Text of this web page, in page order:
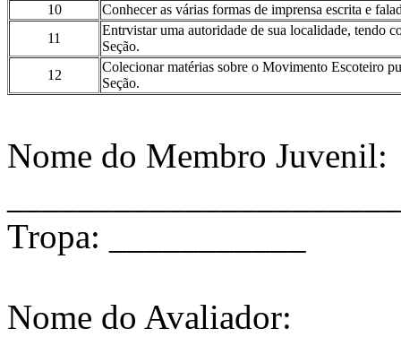
10
Conhecer as várias formas de imprensa escrita e
11
Entrvistar uma autoridade de sua localidade, tendo
Seção.
12
Colecionar matérias sobre o Movimento Escoteiro
Seção.
Nome do Membro Juvenil:
Tropa: ___________
Nome do Avaliador: